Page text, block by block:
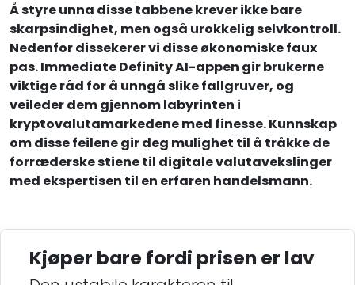
Å styre unna disse tabbene krever ikke bare
skarpsindighet, men også urokkelig selvkontroll.
Nedenfor dissekerer vi disse økonomiske faux
pas. Immediate Definity AI-appen gir brukerne
viktige råd for å unngå slike fallgruver, og
veileder dem gjennom labyrinten i
kryptovalutamarkedene med finesse. Kunnskap
om disse feilene gir deg mulighet til å tråkke de
forræderske stiene til digitale valutavekslinger
med ekspertisen til en erfaren handelsmann.
Kjøper bare fordi prisen er lav